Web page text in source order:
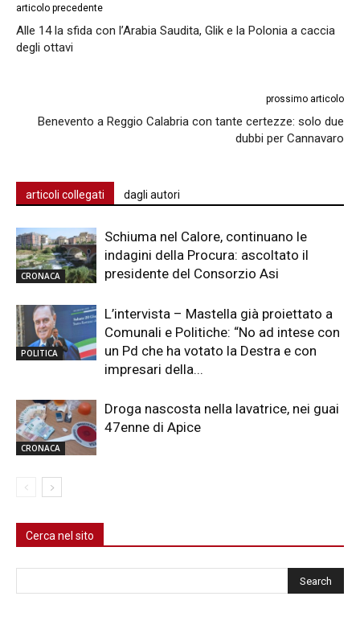
articolo precedente
Alle 14 la sfida con l’Arabia Saudita, Glik e la Polonia a caccia
degli ottavi
prossimo articolo
Benevento a Reggio Calabria con tante certezze: solo due
dubbi per Cannavaro
articoli collegati dagli autori
CRONACA
Schiuma nel Calore, continuano le
indagini della Procura: ascoltato il
presidente del Consorzio Asi
POLITICA
L’intervista – Mastella già proiettato a
Comunali e Politiche: “No ad intese con
un Pd che ha votato la Destra e con
impresari della...
CRONACA
Droga nascosta nella lavatrice, nei guai
47enne di Apice
Cerca nel sito